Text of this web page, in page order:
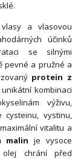
a vlasovou
účinků
se silnými
pevné a pružné a
protein z
kombinaci
výživu,
vystinu,
vitalitu a
malin je vysoce
olej chrání před